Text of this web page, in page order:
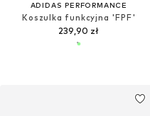
ADIDAS PERFORMANCE
Koszulka funkcyjna 'FPF'
239,90 zł